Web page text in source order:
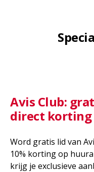
Avis Club:
direct korting
Word gratis lid van
10% korting op
krijg je exclusieve